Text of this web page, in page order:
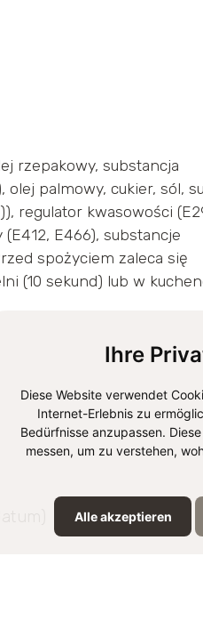
Ihre
Diese Website verwendet
Internet-Erlebnis zu
Bedürfnisse anzupassen.
messen, um zu verstehen,
Alle akzeptieren
rzepakowy, substancja
olej palmowy, cukier, sól,
regulator kwasowości
E466), substancje
spożyciem zaleca się
(10 sekund) lub w